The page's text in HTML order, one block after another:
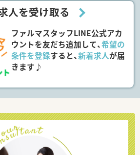
人を受け取る
ファルマスタッフLINE公式アカ
ウントを友だち追加して、希望の
条件を登録すると、新着求人が届
きます♪